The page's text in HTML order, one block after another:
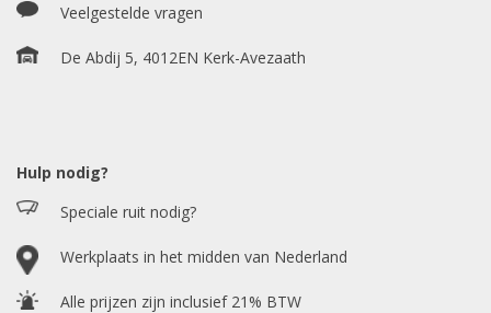
Bouwjaar
Veelgestelde vragen
De Abdij 5, 4012EN Kerk-Avezaath
Hulp nodig?
Speciale ruit nodig?
Werkplaats in het midden van Nederland
Alle prijzen zijn inclusief 21% BTW